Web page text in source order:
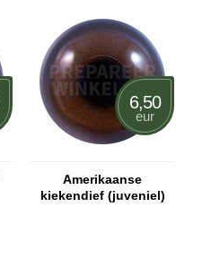
6,50
eur
Amerikaanse
kiekendief (juveniel)